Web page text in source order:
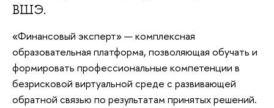
ВШЭ.
«Финансовый эксперт» — комплексная
образовательная платформа, позволяющая обучать и
формировать профессиональные компетенции в
безрисковой виртуальной среде с развивающей
обратной связью по результатам принятых решений.